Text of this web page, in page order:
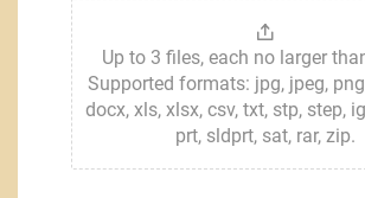
Up to 3 files, each no larger
Supported formats: jpg, jpeg,
docx, xls, xlsx, csv, txt, stp, step,
prt, sldprt, sat, rar, zip.